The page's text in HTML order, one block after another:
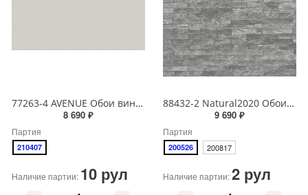
77263-4 AVENUE Обои виниловые на бумажной основе 1.06*15.5
8 690 ₽
Партия
210407
Наличие партии: 10 рул
88432-2 Natural2020 Обои виниловые на бумажной основе 1.06*15.6
9 690 ₽
Партия
200526 200817
Наличие партии:2 рул